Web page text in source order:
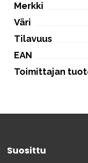
Merkki
Väri
Tilavuus
EAN
Toimittajan
Suosittu